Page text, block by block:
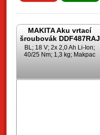
MAKITA Aku vrtací
šroubovák DDF487RAJ
BL; 18 V; 2x 2,0 Ah Li-Ion;
40/25 Nm; 1,3 kg; Makpac